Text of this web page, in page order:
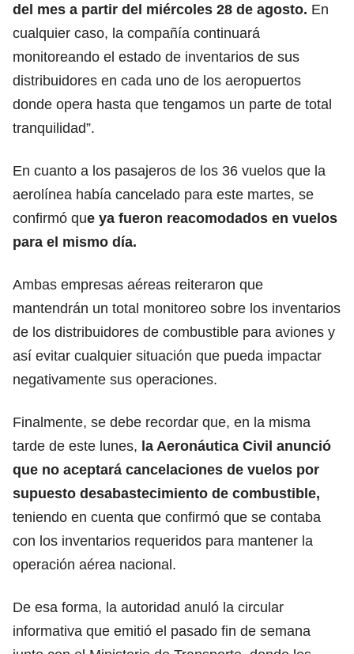
del mes a partir del miércoles 28 de agosto. En
cualquier caso, la compañía continuará
monitoreando el estado de inventarios de sus
distribuidores en cada uno de los aeropuertos
donde opera hasta que tengamos un parte de total
tranquilidad”.
En cuanto a los pasajeros de los 36 vuelos que la
aerolínea había cancelado para este martes, se
confirmó que ya fueron reacomodados en vuelos
para el mismo día.
Ambas empresas aéreas reiteraron que
mantendrán un total monitoreo sobre los inventarios
de los distribuidores de combustible para aviones y
así evitar cualquier situación que pueda impactar
negativamente sus operaciones.
Finalmente, se debe recordar que, en la misma
tarde de este lunes, la Aeronáutica Civil anunció
que no aceptará cancelaciones de vuelos por
supuesto desabastecimiento de combustible,
teniendo en cuenta que confirmó que se contaba
con los inventarios requeridos para mantener la
operación aérea nacional.
De esa forma, la autoridad anuló la circular
informativa que emitió el pasado fin de semana